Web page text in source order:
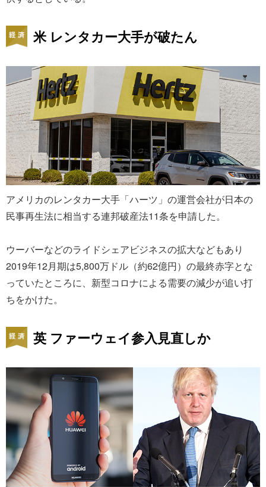
米 レンタカー大手が破たん
アメリカのレンタカー大手「ハーツ」の運営会社が日本の
民事再生法に相当する連邦破産法11条を申請した。
ウーバーなどのライドシェアビジネスの拡大などもあり
2019年12月期は5,800万ドル（約62億円）の最終赤字とな
っていたところに、新型コロナによる需要の減少が追い打
ちをかけた。
英 ファーウェイ参入見直しか